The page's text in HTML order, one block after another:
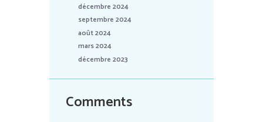
décembre 2024
septembre 2024
août 2024
mars 2024
décembre 2023
Comments